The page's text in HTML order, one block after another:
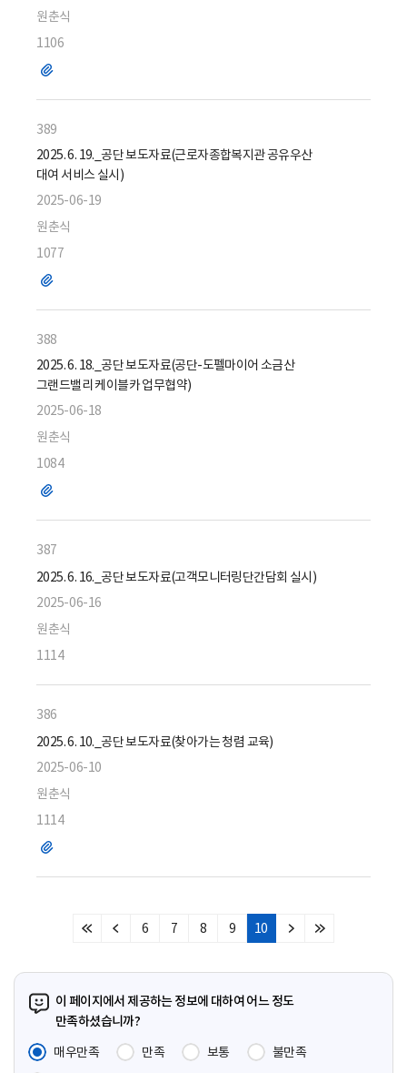
원춘식
1106
파
389
2025. 6. 19._공단 보도자료(근로자종합복지관 공유우산
대여 서비스 실시)
2025-06-19
원춘식
1077
파
388
2025. 6. 18._공단 보도자료(공단-도펠마이어 소금산
그랜드밸리 케이블카 업무협약)
2025-06-18
원춘식
1084
파
387
2025. 6. 16._공단 보도자료(고객모니터링단간담회 실시)
2025-06-16
원춘식
1114
386
2025. 6. 10._공단 보도자료(찾아가는 청렴 교육)
2025-06-10
원춘식
1114
파
처
페
이
지
이
페
이
지
6 7 8 9 10
다
페
이
마
막
이 페이지에서 제공하는 정보에 대하여 어느 정도
만족하셨습니까?
매우만족
만족 보통 불만족